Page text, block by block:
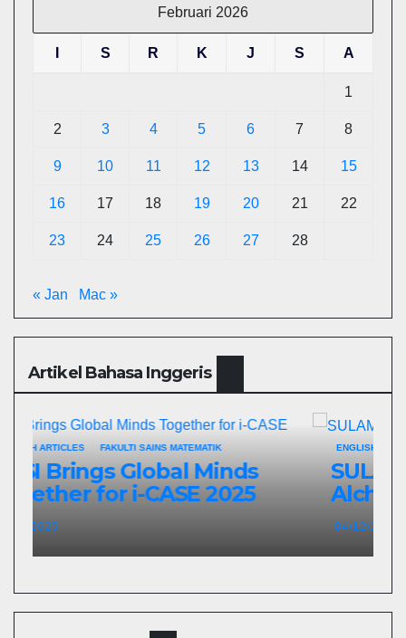
Februari 2026
S R K J S A
1
2 3 4 5 6 7 8
9 10 11 12 13 14 15
16 17 18 19 20 21 22
23 24 25 26 27 28
« Jan Mac »
Artikel Bahasa Inggeris
ENGLISH ARTICLES FAKULTI SAINS MATEMATIK
SULAM@UPSI: Kitchen
Alchemist